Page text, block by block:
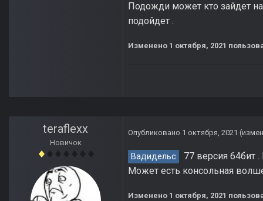
Подожди может кто зайдет
подойдет .
Изменено 1 октября, 2021
teraflexx
Новичок
Опубликовано 1 октября, 2021
Вадидельс
77 версия 64бит
Может есть консольная
Изменено 1 октября, 2021